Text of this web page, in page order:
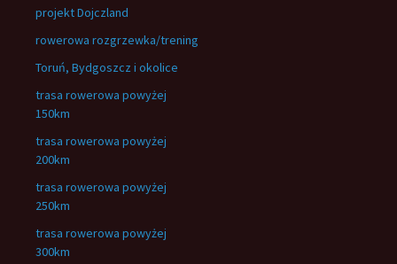
projekt Dojczland
rowerowa rozgrzewka/trening
Toruń, Bydgoszcz i okolice
trasa rowerowa powyżej
150km
trasa rowerowa powyżej
200km
trasa rowerowa powyżej
250km
trasa rowerowa powyżej
300km